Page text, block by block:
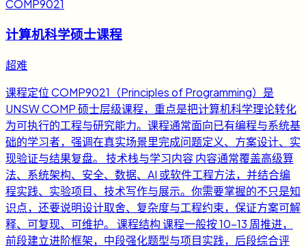
COMP9021
计算机科学硕士课程
超难
课程定位 COMP9021（Principles of Programming）是
UNSW COMP 硕士层级课程，重点是把计算机科学理论转化
为可执行的工程与研究能力。课程通常面向已有编程与系统基
础的学习者，强调在真实场景里完成问题定义、方案设计、实
现验证与结果复盘。 技术栈与学习内容 内容通常覆盖高级算
法、系统架构、安全、数据、AI 或软件工程方法，并结合编
程实践、实验项目、技术写作与展示。你需要掌握的不只是知
识点，还要说明设计取舍、复杂度与工程约束，保证方案可解
释、可复现、可维护。 课程结构 课程一般按 10-13 周推进，
前段建立进阶框架，中段强化题型与项目实践，后段综合评